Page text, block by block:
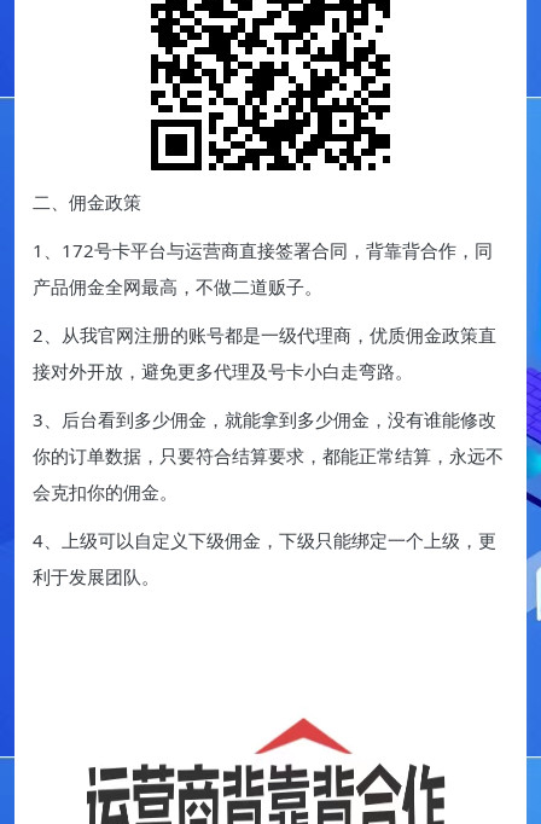
二、佣金政策
1、172号卡平台与运营商直接签署合同，背靠背合作，同
产品佣金全网最高，不做二道贩子。
2、从我官网注册的账号都是一级代理商，优质佣金政策直
接对外开放，避免更多代理及号卡小白走弯路。
3、后台看到多少佣金，就能拿到多少佣金，没有谁能修改
你的订单数据，只要符合结算要求，都能正常结算，永远不
会克扣你的佣金。
4、上级可以自定义下级佣金，下级只能绑定一个上级，更
利于发展团队。